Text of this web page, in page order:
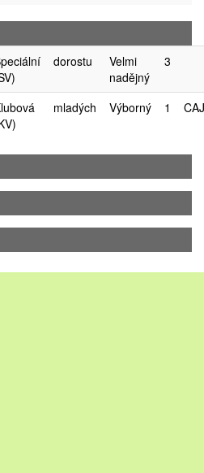
dorostu
Velmi
nadějný
3
mladých Výborný 1